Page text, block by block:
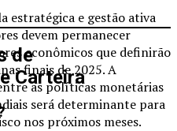
estratégica e gestão ativa
devem permanecer
econômicos que definirão
finais de 2025. A
as políticas monetárias
será determinante para
nos próximos meses.
de
Carteira